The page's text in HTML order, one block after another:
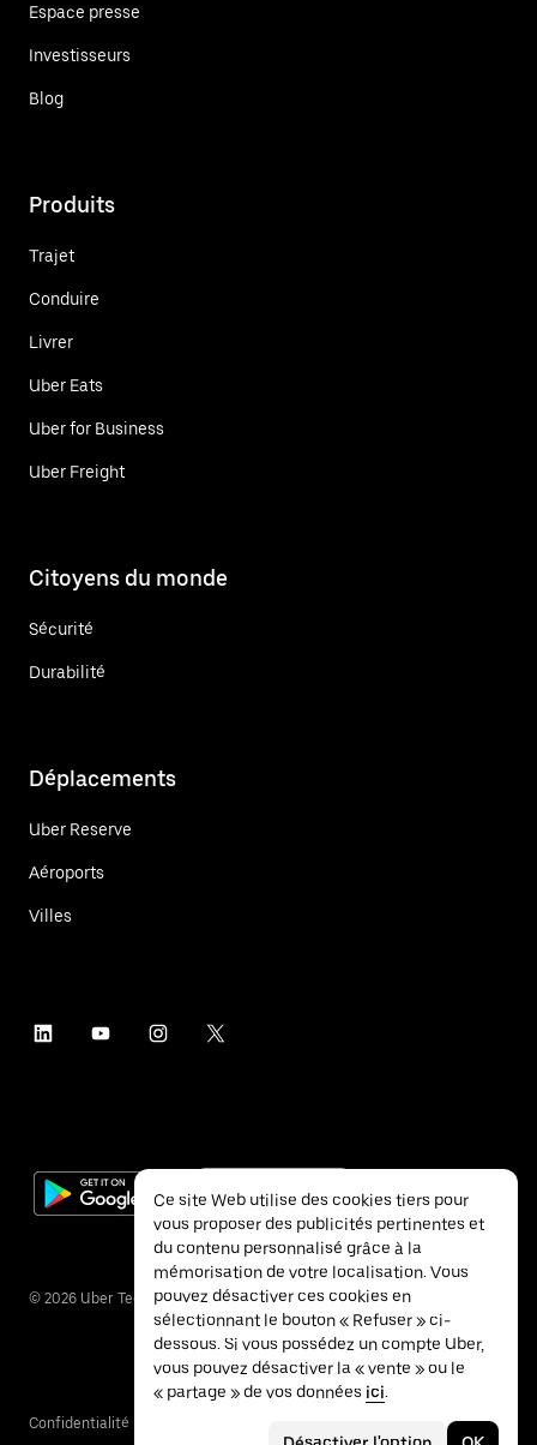
Espace presse
Investisseurs
Blog
Produits
Trajet
Conduire
Livrer
Uber Eats
Uber for Business
Uber Freight
Citoyens du monde
Sécurité
Durabilité
Déplacements
Uber Reserve
Aéroports
Villes
© 2026 Uber Technologies Inc.
Confidentialité
Ce site Web utilise des cookies tiers pour
vous proposer des publicités pertinentes et
du contenu personnalisé grâce à la
mémorisation de votre localisation. Vous
pouvez désactiver ces cookies en
sélectionnant le bouton « Refuser » ci-
dessous. Si vous possédez un compte Uber,
vous pouvez désactiver la « vente » ou le
« partage » de vos données ici.